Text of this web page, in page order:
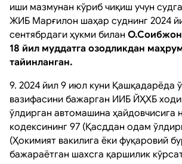
иши мазмунан кўриб чиқиш учун
ЖИБ Марғилон шаҳар суднинг 2024
сентябрдаги ҳукми билан
18 йил муддатга озодликдан
тайинланган.
9. 2024 йил 9 июл куни Қашқадарёда
вазифасини бажарган ИИБ ЙҲХБ
ўлдирган автомашина ҳайдовчисига
кодексининг 97 (Қасддан одам
(Ҳокимият вакилига ёки фуқаровий
бажараётган шахсга қаршилик